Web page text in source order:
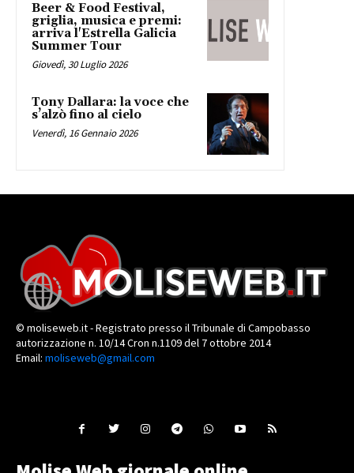
Beer & Food Festival,
griglia, musica e premi:
arriva l'Estrella Galicia
Summer Tour
Giovedì, 30 Luglio 2026
Tony Dallara: la voce che
s’alzò fino al cielo
Venerdì, 16 Gennaio 2026
© moliseweb.it - Registrato presso il Tribunale di Campobasso
autorizzazione n. 10/14 Cron n.1109 del 7 ottobre 2014
Email: moliseweb@gmail.com